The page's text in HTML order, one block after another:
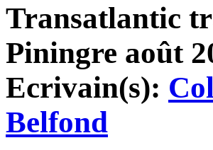
Transatlantic
Piningre août
Ecrivain(s):
Belfond